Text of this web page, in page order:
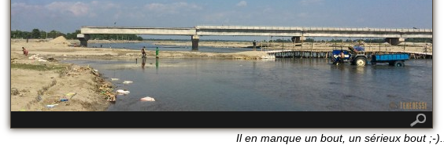
Il en manque un bout, un sérieux bout ;-)...